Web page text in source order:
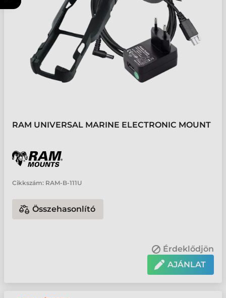
RAM UNIVERSAL MARINE ELECTRONIC MOUNT
Cikkszám: RAM-B-111U
Összehasonlító
Érdeklődjön
AJÁNLAT